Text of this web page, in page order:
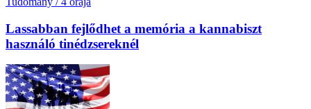
Lassabban fejlődhet a memória a kannabiszt
használó tinédzsereknél